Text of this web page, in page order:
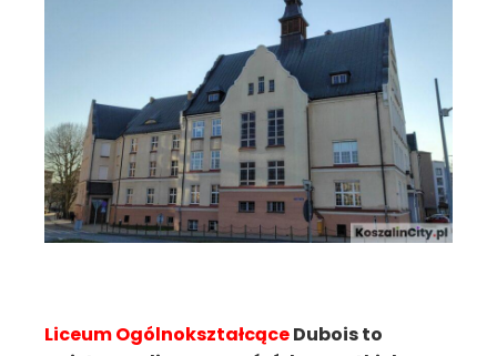
Liceum OgólnokształcąceDubois to